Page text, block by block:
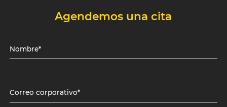
Agendemos una cita
Nombre*
Correo corporativo*